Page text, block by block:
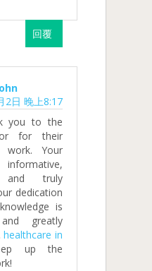
回覆
2日 晚上8:17
you to the
for their
work. Your
and truly
dedication
is
greatly
healthcare in
up the